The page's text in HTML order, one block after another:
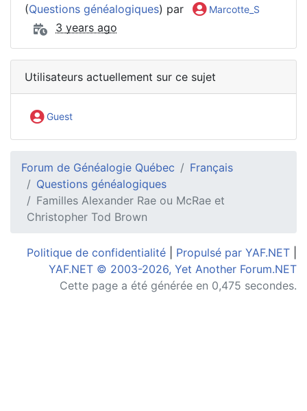
(Questions généalogiques) par Marcotte_S
3 years ago
Utilisateurs actuellement sur ce sujet
Guest
Forum de Généalogie Québec
Français
Questions généalogiques
Familles Alexander Rae ou McRae et
Christopher Tod Brown
Politique de confidentialité Propulsé par YAF.NET
YAF.NET © 2003-2026, Yet Another Forum.NET
Cette page a été générée en 0,475 secondes.